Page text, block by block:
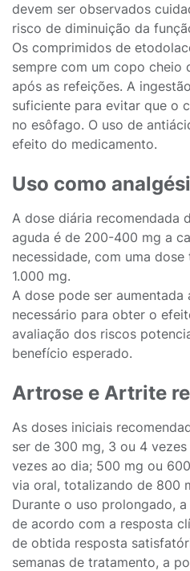
devem ser observados
risco de diminuição da
Os comprimidos de
sempre com um copo cheio
após as refeições. A
suficiente para evitar que o
no esôfago. O uso de
efeito do medicamento.
Uso como
A dose diária recomendada
aguda é de 200-400 mg a
necessidade, com uma
1.000 mg.
A dose pode ser aumentada
necessário para obter o
avaliação dos riscos
benefício esperado.
Artrose e Artrite
As doses iniciais
ser de 300 mg, 3 ou 4
vezes ao dia; 500 mg ou
via oral, totalizando de 800
Durante o uso prolongado,
de acordo com a resposta
de obtida resposta
semanas de tratamento, a